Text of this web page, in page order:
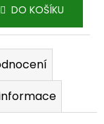
DO KOŠÍKU